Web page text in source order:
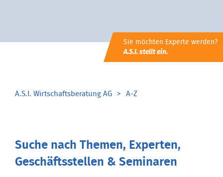
Sie möchten Experte werden?
A.S.I. stellt ein.
A.S.I. Wirtschaftsberatung AG A-Z
Suche nach Themen, Experten,
Geschäftsstellen & Seminaren